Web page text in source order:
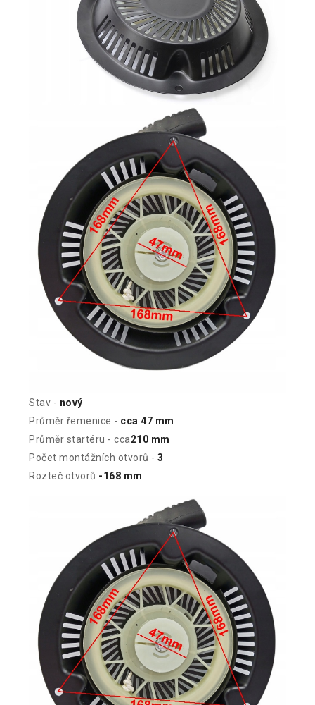
Stav - nový
Průměr řemenice - cca 47 mm
Průměr startéru - cca210 mm
Počet montážních otvorů - 3
Rozteč otvorů -168 mm